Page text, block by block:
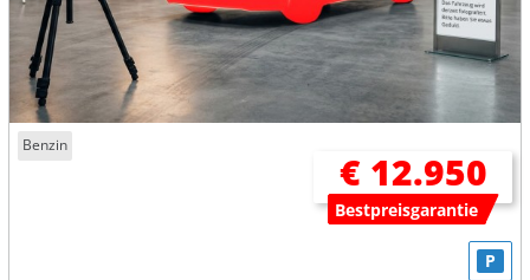
Benzin
€ 12.950
Bestpreisgarantie
P